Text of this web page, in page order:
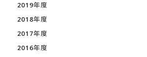
2019年度
2018年度
2017年度
2016年度